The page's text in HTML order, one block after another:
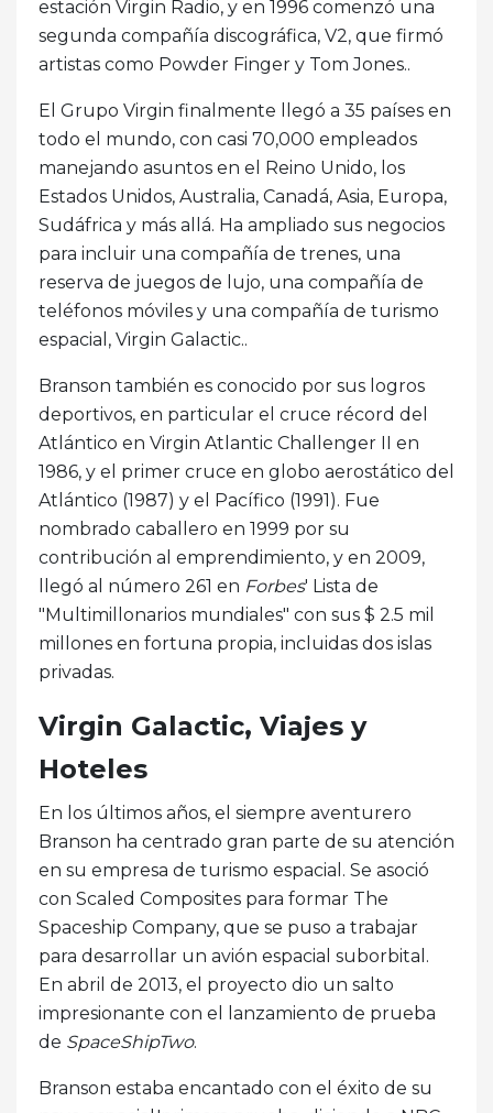
estación Virgin Radio, y en 1996 comenzó una
segunda compañía discográfica, V2, que firmó
artistas como Powder Finger y Tom Jones..
El Grupo Virgin finalmente llegó a 35 países en
todo el mundo, con casi 70,000 empleados
manejando asuntos en el Reino Unido, los
Estados Unidos, Australia, Canadá, Asia, Europa,
Sudáfrica y más allá. Ha ampliado sus negocios
para incluir una compañía de trenes, una
reserva de juegos de lujo, una compañía de
teléfonos móviles y una compañía de turismo
espacial, Virgin Galactic..
Branson también es conocido por sus logros
deportivos, en particular el cruce récord del
Atlántico en Virgin Atlantic Challenger II en
1986, y el primer cruce en globo aerostático del
Atlántico (1987) y el Pacífico (1991). Fue
nombrado caballero en 1999 por su
contribución al emprendimiento, y en 2009,
llegó al número 261 en Forbes' Lista de
"Multimillonarios mundiales" con sus $ 2.5 mil
millones en fortuna propia, incluidas dos islas
privadas.
Virgin Galactic, Viajes y
Hoteles
En los últimos años, el siempre aventurero
Branson ha centrado gran parte de su atención
en su empresa de turismo espacial. Se asoció
con Scaled Composites para formar The
Spaceship Company, que se puso a trabajar
para desarrollar un avión espacial suborbital.
En abril de 2013, el proyecto dio un salto
impresionante con el lanzamiento de prueba
de SpaceShipTwo.
Branson estaba encantado con el éxito de su